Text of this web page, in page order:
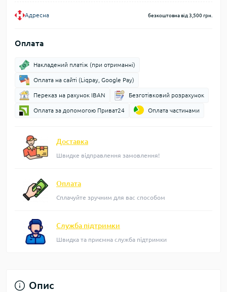
Адресна безкоштовна від 3,500 грн.
Оплата
Накладений платіж (при отриманні)
Оплата на сайті (Liqpay, Google Pay)
Переказ на рахунок IBAN Безготівковий розрахунок
Оплата за допомогою Приват24 Оплата частинами
Доставка
Швидке відправлення замовлення!
Оплата
Сплачуйте зручним для вас способом
Служба підтримки
Швидка та приємна служба підтримки
Опис